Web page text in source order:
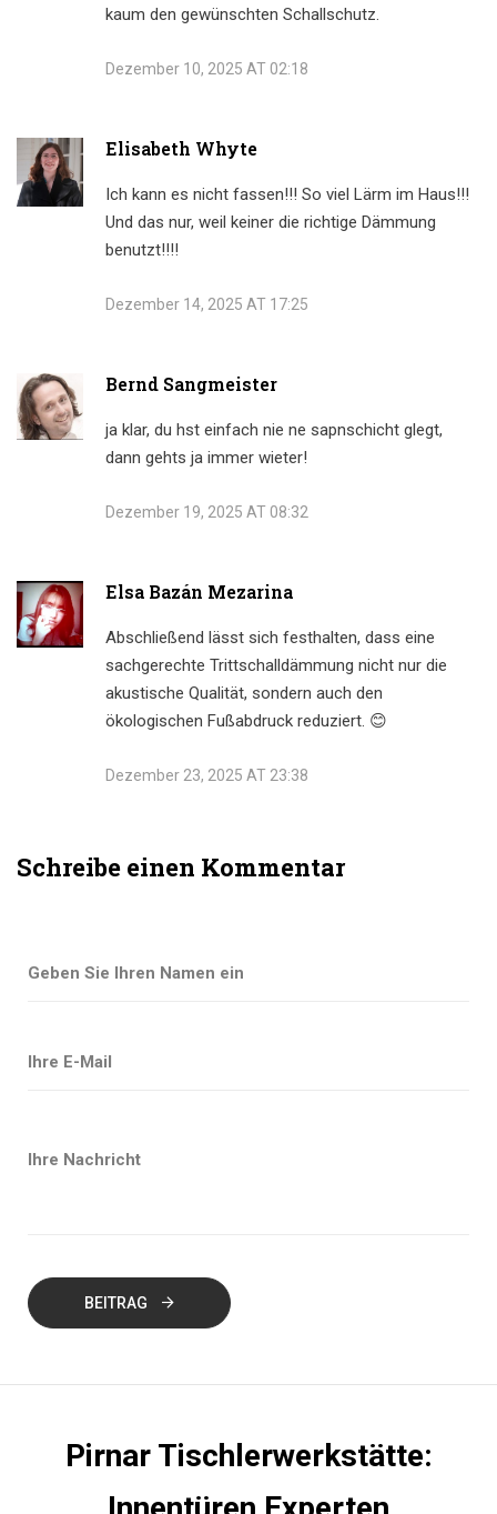
kaum den gewünschten Schallschutz.
Dezember 10, 2025 AT 02:18
Elisabeth Whyte
Ich kann es nicht fassen!!! So viel Lärm im Haus!!!
Und das nur, weil keiner die richtige Dämmung
benutzt!!!!
Dezember 14, 2025 AT 17:25
Bernd Sangmeister
ja klar, du hst einfach nie ne sapnschicht glegt,
dann gehts ja immer wieter!
Dezember 19, 2025 AT 08:32
Elsa Bazán Mezarina
Abschließend lässt sich festhalten, dass eine
sachgerechte Trittschalldämmung nicht nur die
akustische Qualität, sondern auch den
ökologischen Fußabdruck reduziert. 😊
Dezember 23, 2025 AT 23:38
Schreibe einen Kommentar
BEITRAG
Pirnar Tischlerwerkstätte: